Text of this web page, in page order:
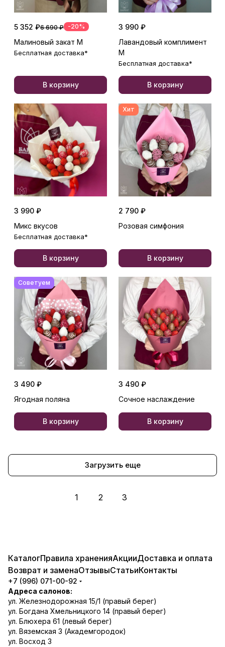
5 352 ₽6 690 ₽ -20%
Малиновый закат М
Бесплатная доставка*
В корзину
3 990 ₽
Лавандовый комплимент
М
Бесплатная доставка*
В корзину
3 990 ₽
Микс вкусов
Бесплатная доставка*
В корзину
Хит
2 790 ₽
Розовая симфония
В корзину
Советуем
3 490 ₽
Ягодная поляна
В корзину
3 490 ₽
Сочное наслаждение
В корзину
Загрузить еще
1 2 3
КаталогПравила храненияАкцииДоставка и оплата
Возврат и заменаОтзывыСтатьиКонтакты
+7 (996) 071-00-92
Адреса салонов:
ул. Железнодорожная 15/1 (правый берег)
ул. Богдана Хмельницкого 14 (правый берег)
ул. Блюхера 61 (левый берег)
ул. Вяземская 3 (Академгородок)
ул. Восход 3